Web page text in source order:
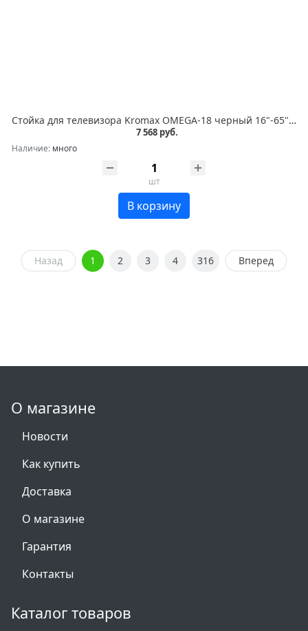
Стойка для телевизора Kromax OMEGA-18 черный 16"-65" макс.40кг напольный мобильный
7 568 руб.
Наличие: много
шт
В корзину
Назад 1 2 3 4 316 Вперед
О магазине
Новости
Как купить
Доставка
О магазине
Гарантия
Контакты
Каталог товаров